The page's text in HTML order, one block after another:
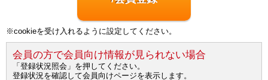
※cookieを受け入れるように設定してください。
会員の方で会員向け情報が見られない場合
「登録状況照会」を押してください。
登録状況を確認して会員向けページを表示します。